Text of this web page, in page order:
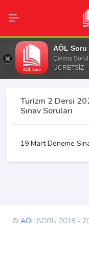
AÖL Soru
Çıkmış
ÜCRETSİZ
Turizm 2 Dersi
Sınav Soruları
19 Mart Deneme
© AÖL SORU 2018 -